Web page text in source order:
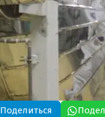
Поделиться